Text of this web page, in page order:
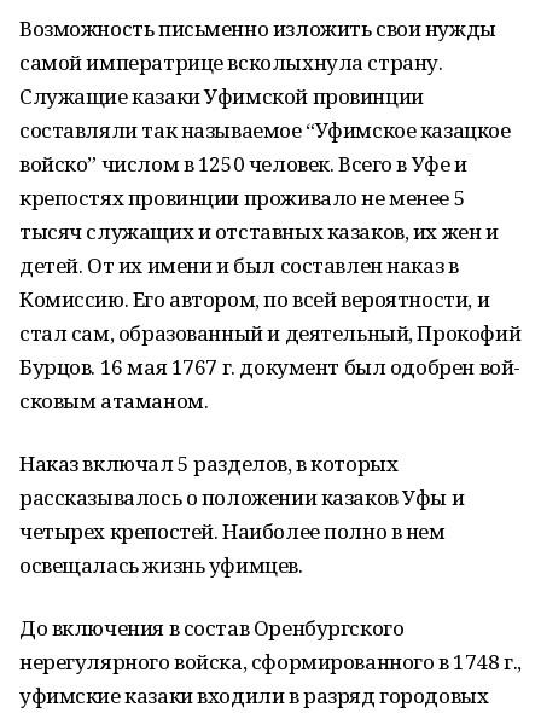
Возможность письменно изложить свои нужды
самой императрице всколыхнула страну.
Служащие казаки Уфимской провинции
составляли так называемое “Уфимское казацкое
войско” числом в 1250 человек. Всего в Уфе и
крепостях провинции про­живало не менее 5
тысяч служащих и отставных казаков, их жен и
детей. От их имени и был составлен наказ в
Комиссию. Его автором, по всей вероятности, и
стал сам, образованный и деятельный, Прокофий
Бурцов. 16 мая 1767 г. документ был одобрен вой­
сковым атаманом.
Наказ включал 5 разделов, в которых
рассказывалось о положении казаков Уфы и
четырех крепостей. Наиболее полно в нем
освещалась жизнь уфимцев.
До включения в состав Оренбургского
нерегулярного войска, сформированного в 1748 г.,
уфимские казаки входили в разряд городовых